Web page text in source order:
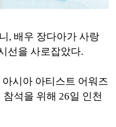
, 배우 장다아가 사랑
선을 사로잡았다.
시아 아티스트 어워즈
참석을 위해 26일 인천